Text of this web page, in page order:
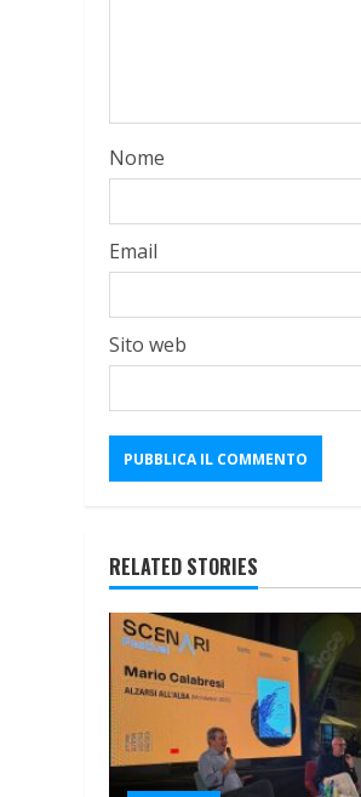
Nome
Email
Sito web
RELATED STORIES